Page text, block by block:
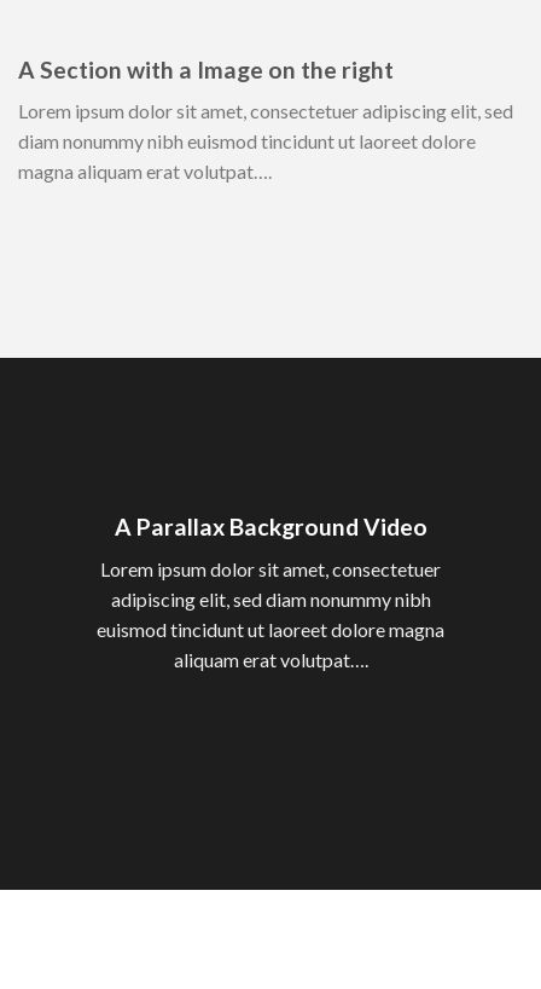
A Section with a Image on the right
Lorem ipsum dolor sit amet, consectetuer adipiscing elit, sed
diam nonummy nibh euismod tincidunt ut laoreet dolore
magna aliquam erat volutpat….
A Parallax Background Video
Lorem ipsum dolor sit amet, consectetuer
adipiscing elit, sed diam nonummy nibh
euismod tincidunt ut laoreet dolore magna
aliquam erat volutpat….